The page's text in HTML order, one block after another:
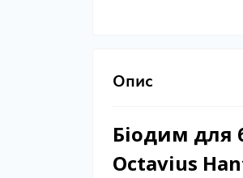
Опис
Біодим для
Octavius